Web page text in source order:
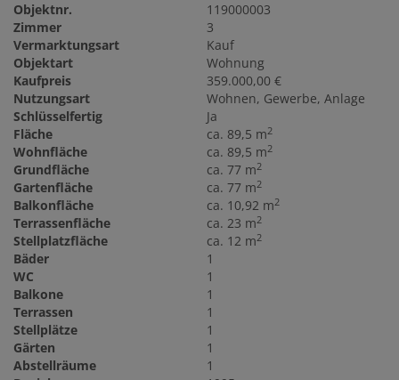
Objektnr.
119000003
Zimmer
3
Vermarktungsart
Kauf
Objektart
Wohnung
Kaufpreis
359.000,00 €
Nutzungsart
Wohnen Gewerbe Anlage
Schlüsselfertig
Ja
Fläche
ca. 89,5 m2
Wohnfläche ca. 89,5 m2
Grundfläche ca. 77 m2
Gartenfläche ca. 77 m2
Balkonfläche ca. 10,92 m2
Terrassenfläche ca. 23 m2
Stellplatzfläche ca. 12 m2
Bäder
1
WC
1
Balkone
1
Terrassen
1
Stellplätze
1
Gärten
1
Abstellräume
1